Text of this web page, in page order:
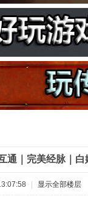
通｜完美经脉｜
显示全部楼层